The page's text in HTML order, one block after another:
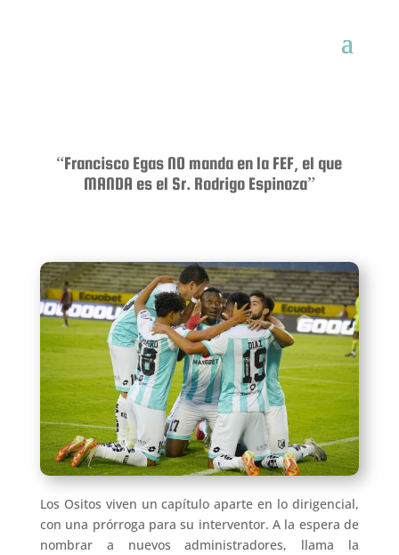
“Francisco Egas NO manda en la FEF, el que
MANDA es el Sr. Rodrigo Espinoza”
Los Ositos viven un capítulo aparte en lo dirigencial,
con una prórroga para su interventor. A la espera de
nombrar a nuevos administradores, llama la